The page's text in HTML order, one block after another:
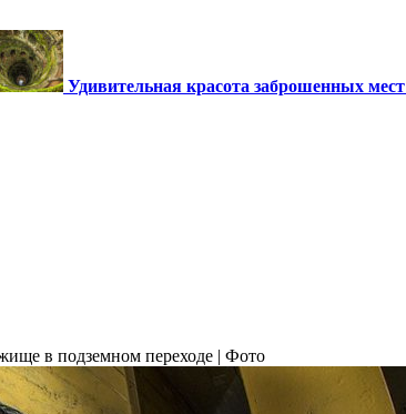
Удивительная красота заброшенных мест
в подземном переходе | Фото